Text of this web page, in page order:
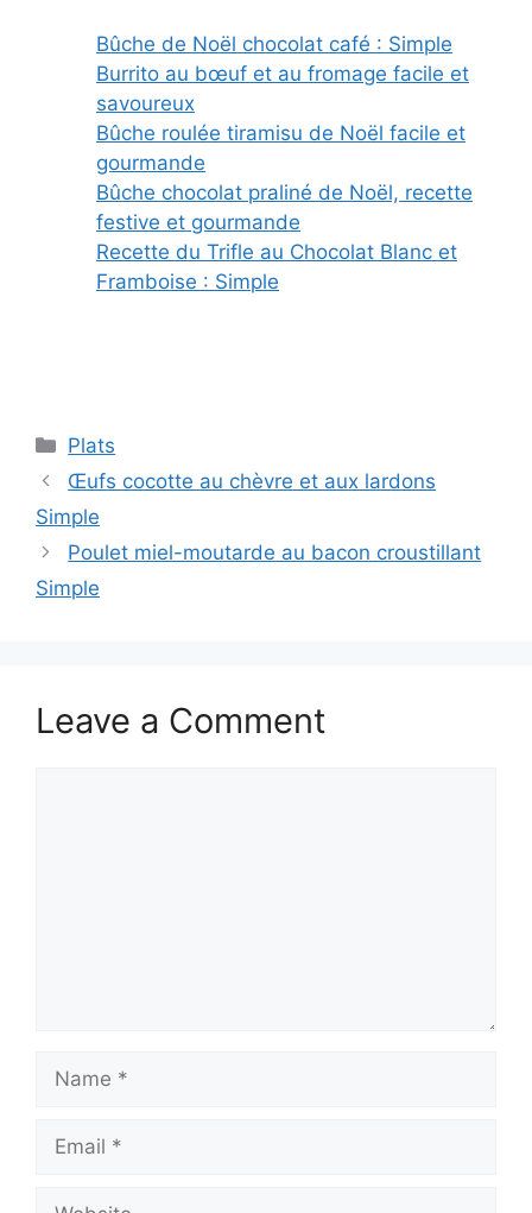
Bûche de Noël chocolat café : Simple
Burrito au bœuf et au fromage facile et
savoureux
Bûche roulée tiramisu de Noël facile et
gourmande
Bûche chocolat praliné de Noël, recette
festive et gourmande
Recette du Trifle au Chocolat Blanc et
Framboise : Simple
Categories
Plats
Œufs cocotte au chèvre et aux lardons
Simple
Poulet miel-moutarde au bacon croustillant
Simple
Leave a Comment